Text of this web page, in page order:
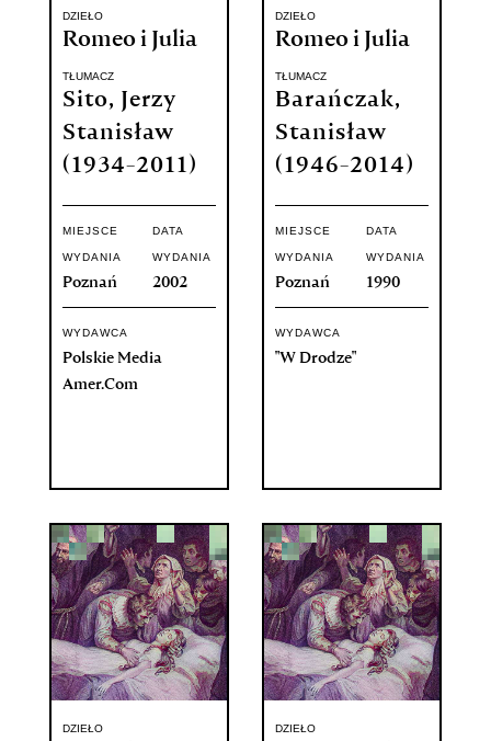
DZIEŁO
Romeo i Julia
TŁUMACZ
Sito, Jerzy
Stanisław
(1934-2011)
MIEJSCE
WYDANIA
Poznań
DATA
WYDANIA
2002
WYDAWCA
Polskie Media
Amer.Com
DZIEŁO
Romeo i Julia
TŁUMACZ
Barańczak,
Stanisław
(1946-2014)
MIEJSCE
WYDANIA
Poznań
DATA
WYDANIA
1990
WYDAWCA
"W Drodze"
DZIEŁO DZIEŁO